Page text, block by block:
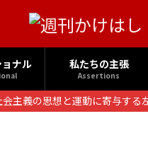
ナル 私たちの主張
Assertions
会主義の思想と運動に寄与する